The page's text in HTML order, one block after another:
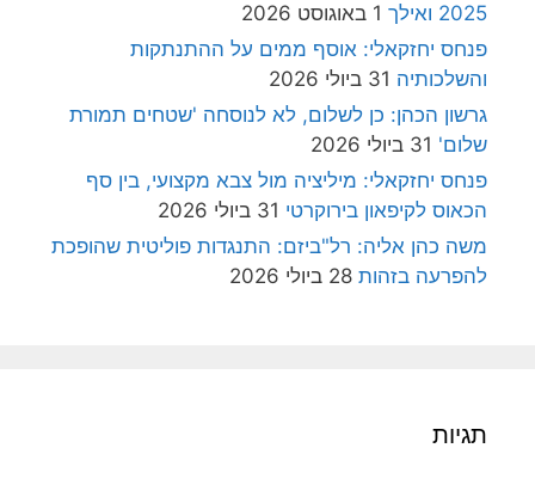
2025 ואילך
1 באוגוסט 2026
פנחס יחזקאלי: אוסף ממים על ההתנתקות
והשלכותיה 31 ביולי 2026
גרשון הכהן: כן לשלום, לא לנוסחה 'שטחים תמורת
שלום' 31 ביולי 2026
פנחס יחזקאלי: מיליציה מול צבא מקצועי, בין סף
הכאוס לקיפאון בירוקרטי 31 ביולי 2026
משה כהן אליה: רל"ביזם: התנגדות פוליטית שהופכת
להפרעה בזהות 28 ביולי 2026
תגיות